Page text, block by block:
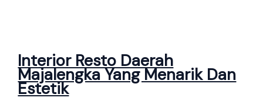
Interior Resto Daerah
Majalengka Yang Menarik Dan
Estetik